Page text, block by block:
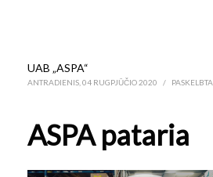
UAB „ASPA“
ANTRADIENIS, 04 RUGPJŪČIO 2020 / PASKELBTA
ASPA pataria